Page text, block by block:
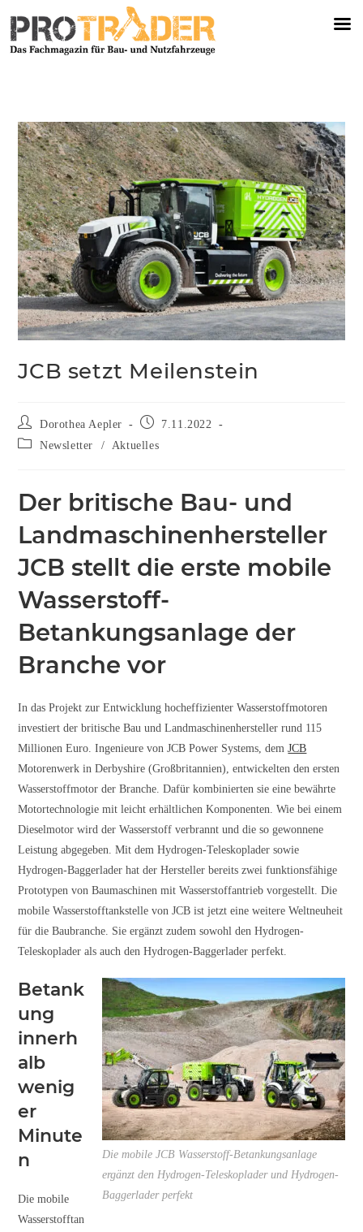
JCB setzt Meilenstein
Dorothea Aepler
7.11.2022
Newsletter
/ Aktuelles
Der britische Bau- und
Landmaschinenhersteller
JCB stellt die erste mobile
Wasserstoff-
Betankungsanlage der
Branche vor
In das Projekt zur Entwicklung hocheffizienter Wasserstoffmotoren
investiert der britische Bau und Landmaschinenhersteller rund 115
Millionen Euro. Ingenieure von JCB Power Systems, demJCB
Motorenwerk in Derbyshire (Großbritannien), entwickelten den ersten
Wasserstoffmotor der Branche. Dafür kombinierten sie eine bewährte
Motortechnologie mit leicht erhältlichen Komponenten. Wie bei einem
Dieselmotor wird der Wasserstoff verbrannt und die so gewonnene
Leistung abgegeben. Mit dem Hydrogen-Teleskoplader sowie
Hydrogen-Baggerlader hat der Hersteller bereits zwei funktionsfähige
Prototypen von Baumaschinen mit Wasserstoffantrieb vorgestellt. Die
mobile Wasserstofftankstelle von JCB ist jetzt eine weitere Weltneuheit
für die Baubranche. Sie ergänzt zudem sowohl den Hydrogen-
Teleskoplader als auch den Hydrogen-Baggerlader perfekt.
Die mobile JCB Wasserstoff-Betankungsanlage
ergänzt den Hydrogen-Teleskoplader und Hydrogen-
Baggerlader perfekt
Betank
ung
innerh
alb
wenig
er
Minute
n
Die mobile
Wasserstofftan